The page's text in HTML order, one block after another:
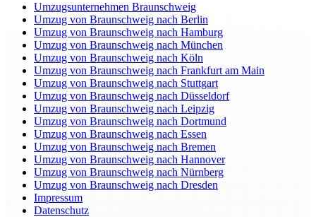
Umzugsunternehmen Braunschweig
Umzug von Braunschweig nach Berlin
Umzug von Braunschweig nach Hamburg
Umzug von Braunschweig nach München
Umzug von Braunschweig nach Köln
Umzug von Braunschweig nach Frankfurt am Main
Umzug von Braunschweig nach Stuttgart
Umzug von Braunschweig nach Düsseldorf
Umzug von Braunschweig nach Leipzig
Umzug von Braunschweig nach Dortmund
Umzug von Braunschweig nach Essen
Umzug von Braunschweig nach Bremen
Umzug von Braunschweig nach Hannover
Umzug von Braunschweig nach Nürnberg
Umzug von Braunschweig nach Dresden
Impressum
Datenschutz